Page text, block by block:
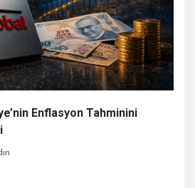
Enflasyon Tahminini